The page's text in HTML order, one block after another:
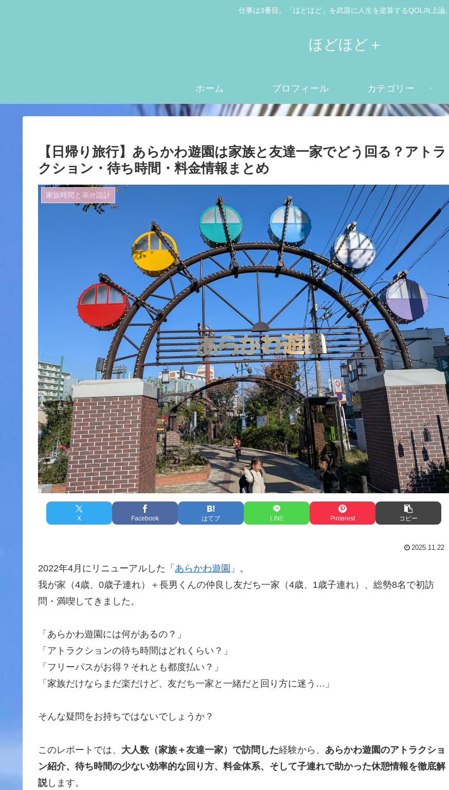
仕事は3番目。「ほどほど」を武器に人生を逆算するQOL向上論。
ほどほど＋
ホーム プロフィール カテゴリー
【日帰り旅行】あらかわ遊園は家族と友達一家でどう回る？アトラ
クション・待ち時間・料金情報まとめ
家族時間と幸せ設計
X Facebook はてブ LINE Pinterest コピー
2025.11.22
2022年4月にリニューアルした「 あらかわ遊園 」。
我が家（4歳、0歳子連れ）＋長男くんの仲良し友だち一家（4歳、1歳子連れ）、総勢8名で初訪
問・満喫してきました。
「あらかわ遊園には何があるの？」
「アトラクションの待ち時間はどれくらい？」
「フリーパスがお得？それとも都度払い？」
「家族だけならまだ楽だけど、友だち一家と一緒だと回り方に迷う…」
そんな疑問をお持ちではないでしょうか？
このレポートでは、 大人数（家族＋友達一家）で訪問した経験から、 あらかわ遊園のアトラクショ
ン紹介、待ち時間の少ない効率的な回り方、料金体系、そして子連れで助かった休憩情報を徹底解
説します。